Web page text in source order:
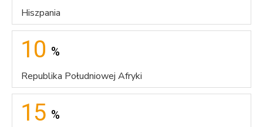
Hiszpania
10 %
Republika Południowej Afryki
15 %